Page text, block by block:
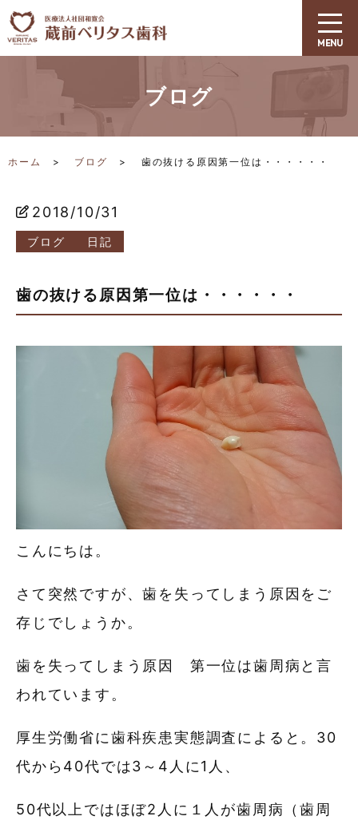
ブログ
ホーム ブログ 歯の抜ける原因第一位は・・・・・・
2018/10/31
ブログ 日記
歯の抜ける原因第一位は・・・・・・
こんにちは。
さて突然ですが、歯を失ってしまう原因をご
存じでしょうか。
歯を失ってしまう原因 第一位は歯周病と言
われています。
厚生労働省に歯科疾患実態調査によると。30
代から40代では3～4人に1人、
50代以上ではほぼ2人に１人が歯周病（歯周